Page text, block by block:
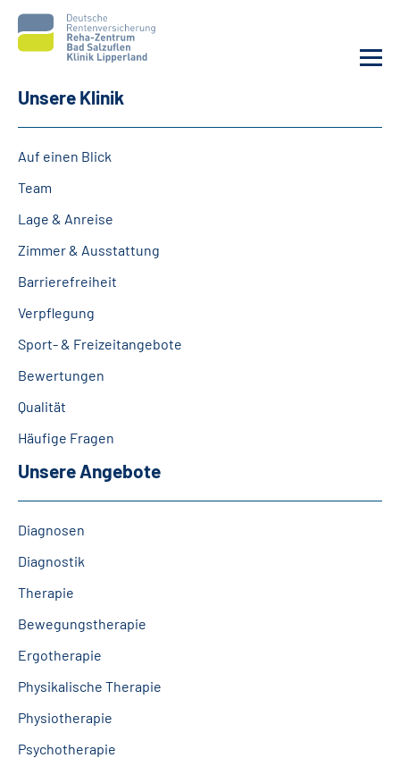
Service
Sozialdienste & Zuweisende
Suche
Leichte Sprache
Gebärdensprache
Unsere Klinik
Auf einen Blick
Team
Lage & Anreise
Zimmer & Ausstattung
Barrierefreiheit
Verpflegung
Sport- & Freizeitangebote
Bewertungen
Qualität
Häufige Fragen
Unsere Angebote
Diagnosen
Diagnostik
Therapie
Bewegungstherapie
Ergotherapie
Physikalische Therapie
Physiotherapie
Psychotherapie